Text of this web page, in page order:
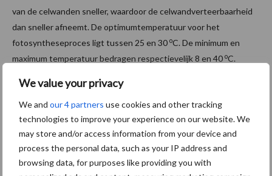
We value your privacy
We and our 4 partners use cookies and other tracking
technologies to improve your experience on our website. We
may store and/or access information from your device and
process the personal data, such as your IP address and
browsing data, for purposes like providing you with
van de celwanden sneller, waardoor de celwandverteerbaarheid
dan sneller afneemt. De optimumtemperatuur voor het
fotosyntheseproces ligt tussen 25 en 30 oC. De minimum en
maximum temperatuur bedragen respectievelijk 8 en 40 oC.
Temperatuursom bepaalt bloei en
afrijping van mais
De temperatuur beïnvloedt in sterke mate de ontwikkeling en
groei van het gewas. Bij hogere temperaturen zal de mais sneller